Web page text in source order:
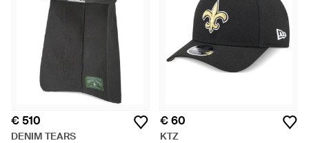
€ 510
DENIM TEARS
€ 60
KTZ